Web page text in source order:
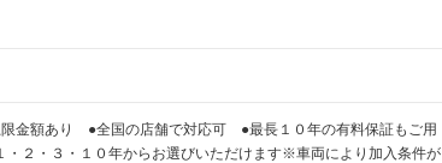
金額あり ●全国の店舗で対応可 ●最長１０年の有料保証もご用
・２・３・１０年からお選びいただけます※車両により加入条件が